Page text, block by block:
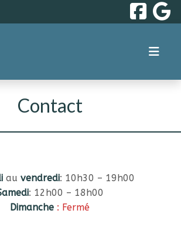
Contact
au vendredi: 10h30 – 19h00
: 12h00 – 18h00
Dimanche : Fermé